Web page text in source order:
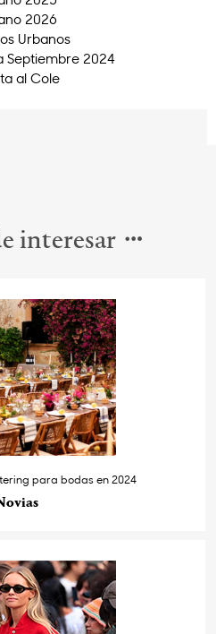
2026
Urbanos
Septiembre 2024
al Cole
interesar
para bodas en 2024